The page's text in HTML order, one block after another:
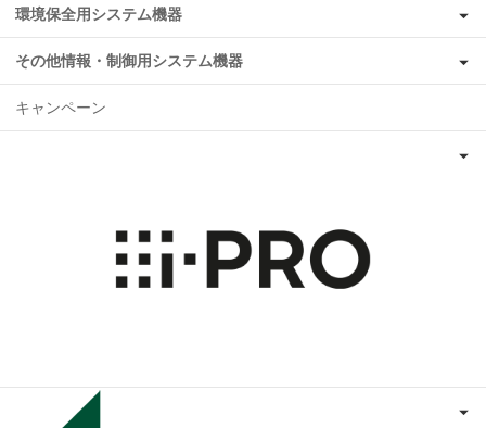
環境保全用システム機器
その他情報・制御用システム機器
キャンペーン